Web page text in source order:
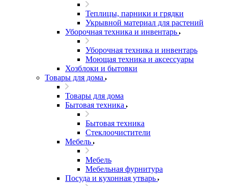
Теплицы, парники и грядки
Укрывной материал для растений
Уборочная техника и инвентарь
Уборочная техника и инвентарь
Моющая техника и аксессуары
Хозблоки и бытовки
Товары для дома
Товары для дома
Бытовая техника
Бытовая техника
Стеклоочистители
Мебель
Мебель
Мебельная фурнитура
Посуда и кухонная утварь